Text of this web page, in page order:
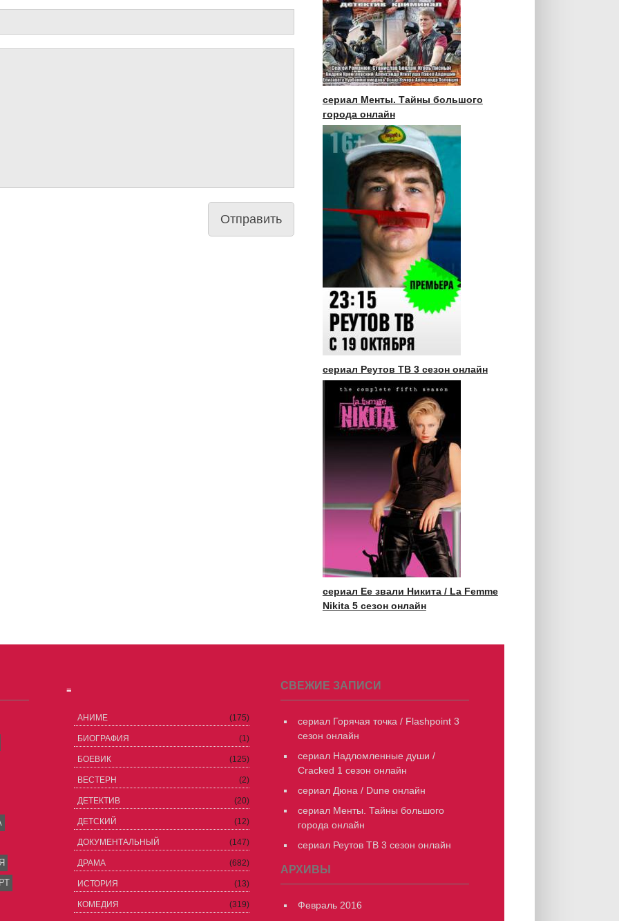
сериал Менты. Тайны большого
города онлайн
сериал Реутов ТВ 3 сезон онлайн
сериал Ее звали Никита / La Femme
Nikita 5 сезон онлайн
≡
АНИМЕ (175)
БИОГРАФИЯ (1)
БОЕВИК (125)
ВЕСТЕРН (2)
ДЕТЕКТИВ (20)
ДЕТСКИЙ (12)
ДОКУМЕНТАЛЬНЫЙ (147)
ДРАМА (682)
ИСТОРИЯ (13)
КОМЕДИЯ (319)
СВЕЖИЕ ЗАПИСИ
сериал Горячая точка / Flashpoint 3
сезон онлайн
сериал Надломленные души /
Cracked 1 сезон онлайн
сериал Дюна / Dune онлайн
сериал Менты. Тайны большого
города онлайн
сериал Реутов ТВ 3 сезон онлайн
АРХИВЫ
Февраль 2016